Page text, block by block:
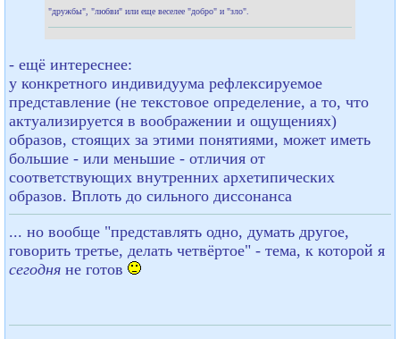
"дружбы", "любви" или еще веселее "добро" и "зло".
- ещё интереснее:
у конкретного индивидуума рефлексируемое
представление (не текстовое определение, а то, что
актуализируется в воображении и ощущениях)
образов, стоящих за этими понятиями, может иметь
большие - или меньшие - отличия от
соответствующих внутренних архетипических
образов. Вплоть до сильного диссонанса
... но вообще "представлять одно, думать другое,
говорить третье, делать четвёртое" - тема, к которой я
сегодня не готов